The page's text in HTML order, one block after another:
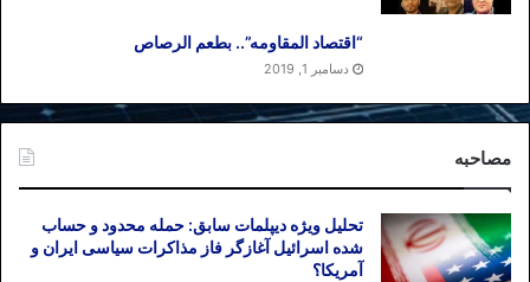
“اقتصاد المقاومه”.. بطعم الرصاص
دسامبر 1, 2019
مصاحبه
تحلیل ویژه دیپلمات سابق: حمله محدود و حساب
شده اسرائیل آغازگر فاز مذاکرات سیاسی ایران و
آمریکا؟